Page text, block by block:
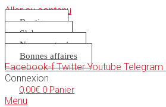
Aller au contenu
Boutique
S’abonner
Nous soutenir
Bonnes affaires
Facebook-f Twitter Youtube Telegram
Connexion
0,00€ 0 Panier
Menu